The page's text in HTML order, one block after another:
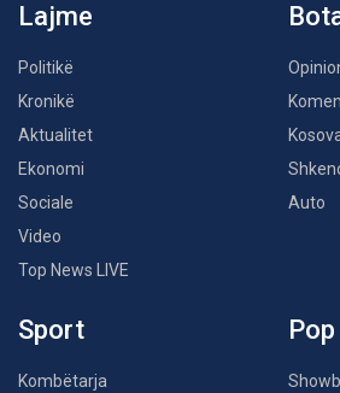
Lajme
Politikë
Kronikë
Aktualitet
Ekonomi
Sociale
Video
Top News LIVE
Auto
Sport
Kombëtarja